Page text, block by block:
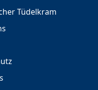
Tüdelkram